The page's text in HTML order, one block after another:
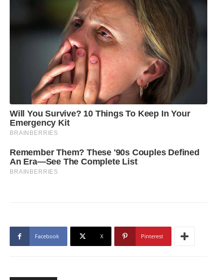
Facebook X Pinterest